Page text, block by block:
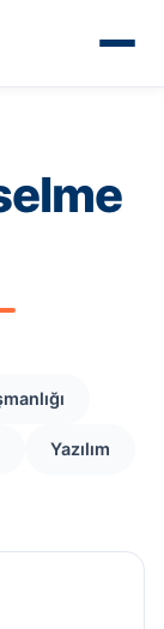
Yazılım